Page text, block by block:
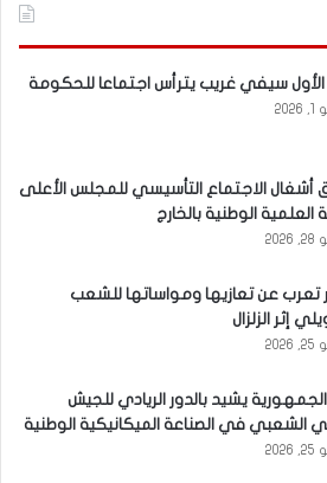
الأول سيفي غريب يترأس اجتماعا للحكومة
أشغال الاجتماع التأسيسي للمجلس الأعلى
العلمية الوطنية بالخارج
تعرب عن تعازيها ومواساتها للشعب
إثر الزلزال
يشيد بالدور الريادي للجيش
الشعبي في الصناعة الميكانيكية الوطنية